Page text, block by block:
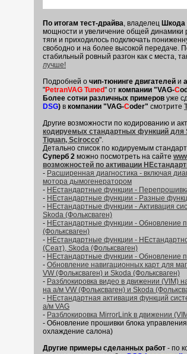
По итогам тест-драйва, владелец Шкода
мощности и увеличение общей динамики
тяги и приходилось подключать
свободно и на более высокой передаче.
стабильный ровный разгон как с места,
лучше!
Подробней о чип-тюнинге двигателей и
"PetranVAG Tuned" от компании "VAG-C
Более сотни различных примеров уже
DSG) в компании "VAG-Coder" смотрите
Другие возможности по кодированию и
кодируемых стандартных функций для
Tiguan, Scirocco".
Детально список по кодируемым
Суперб 2 можно посмотреть на сайте
возможностей по активации
- Расширенная диагностика - включая
мотора дымогенератором
- НЕстандартные функции -
- НЕстандартные функции - Разные
- НЕстандартные функции - Активация
Skoda (Фольксваген)
- НЕстандартные функции - Обновление
(Фольксваген)
- НЕстандартные функции -
(Сеат), Skoda (Фольксваген)
- НЕстандартные функции - Обновление
- Обновление навигационных карт для
VW (Фольксваген) и Skoda (Фольксваген)
- Разблокировка видео в движении (VIM)
на а/м VW (Фольксваген) и Skoda
- НЕстандартная активация функций
а/м VAG
- Разблокировка MirrorLink в движении
- Обновление прошивки блока
охлаждение салона)
Другие примеры сделанных работ - по